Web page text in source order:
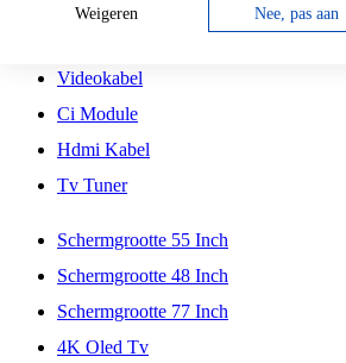
Antennekabel
Videokabel
Ci Module
Hdmi Kabel
Tv Tuner
Schermgrootte 55 Inch
Schermgrootte 48 Inch
Schermgrootte 77 Inch
4K Oled Tv
Weigeren Nee, pas aan